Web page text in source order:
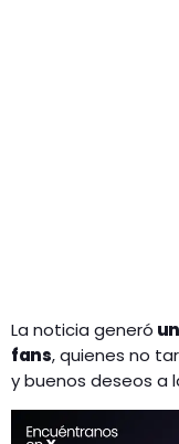
La noticia generó
fans, quienes no
y buenos deseos a